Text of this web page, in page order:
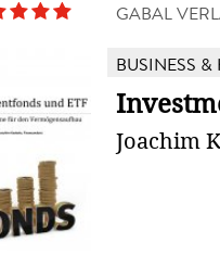
GABAL
BUSINESS &
Joachim